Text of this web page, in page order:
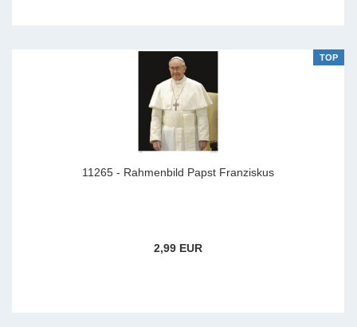
TOP
11265 - Rahmenbild Papst Franziskus
2,99 EUR